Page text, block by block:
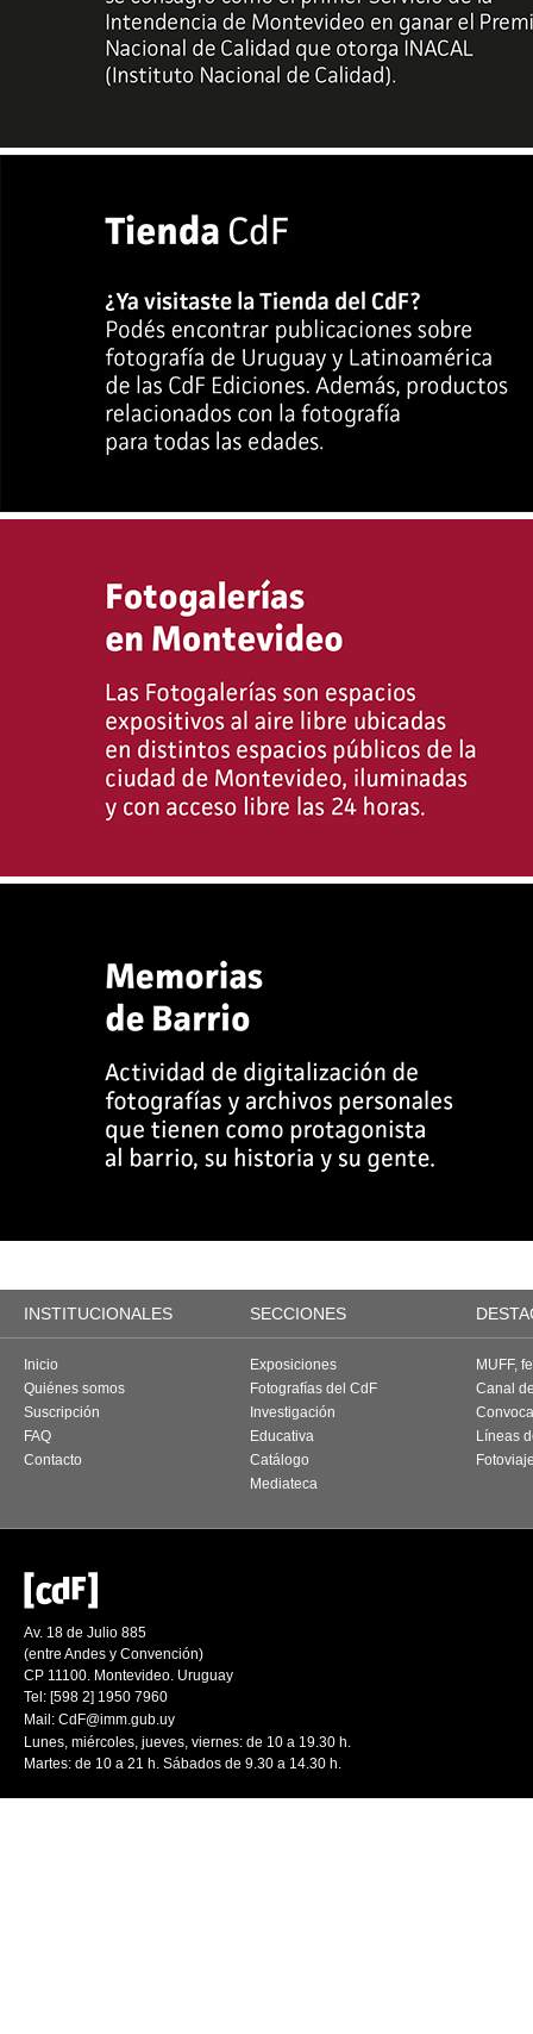
INSTITUCIONALES SECCIONES
Inicio
Quiénes somos
Suscripción
FAQ
Contacto
Exposiciones
Fotografías del CdF
Investigación
Educativa
Catálogo
Mediateca
MUFF,
Canal
Líneas
Av. 18 de Julio 885
(entre Andes y Convención)
CP 11100. Montevideo. Uruguay
Tel: [598 2] 1950 7960
Mail: CdF@imm.gub.uy
Lunes, miércoles, jueves, viernes: de 10 a 19.30 h.
Martes: de 10 a 21 h. Sábados de 9.30 a 14.30 h.